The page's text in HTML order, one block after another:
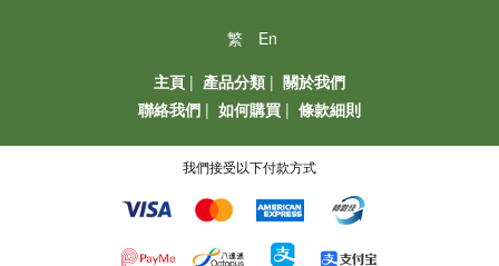
繁
En
主頁 | 產品分類 | 關於我們
聯絡我們 | 如何購買 | 條款細則
我們接受以下付款方式